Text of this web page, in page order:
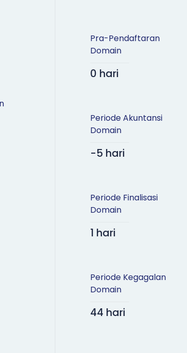
Pra-Pendaftaran
Domain
0 hari
Periode Akuntansi
Domain
-5 hari
Periode Finalisasi
Domain
1 hari
Periode Kegagalan
Domain
44 hari